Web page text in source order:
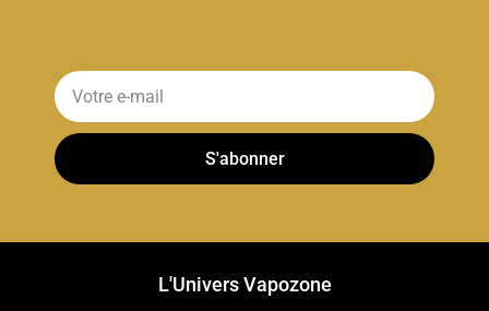
S'abonner
L'Univers Vapozone